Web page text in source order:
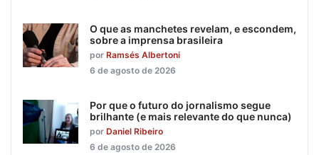
O que as manchetes revelam, e escondem,
sobre a imprensa brasileira
por Ramsés Albertoni
6 de agosto de 2026
Por que o futuro do jornalismo segue
brilhante (e mais relevante do que nunca)
por Daniel Ribeiro
6 de agosto de 2026